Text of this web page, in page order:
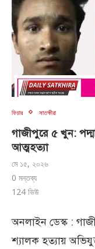
ফিচার সাতক্ষীরা
গাজীপুরে ৫ খুন:
আত্মহত্যা
মে ১৫, ২০২৬
0 মন্তব্য
124 ভিউ
অনলাইন ডেস্ক :
শ্যালক হত্যায়